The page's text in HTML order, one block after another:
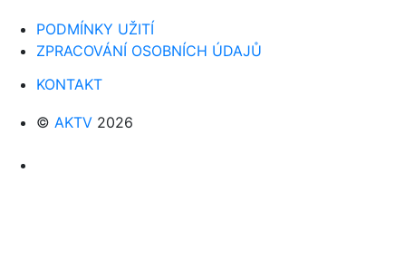
PODMÍNKY UŽITÍ
ZPRACOVÁNÍ OSOBNÍCH ÚDAJŮ
KONTAKT
© AKTV 2026